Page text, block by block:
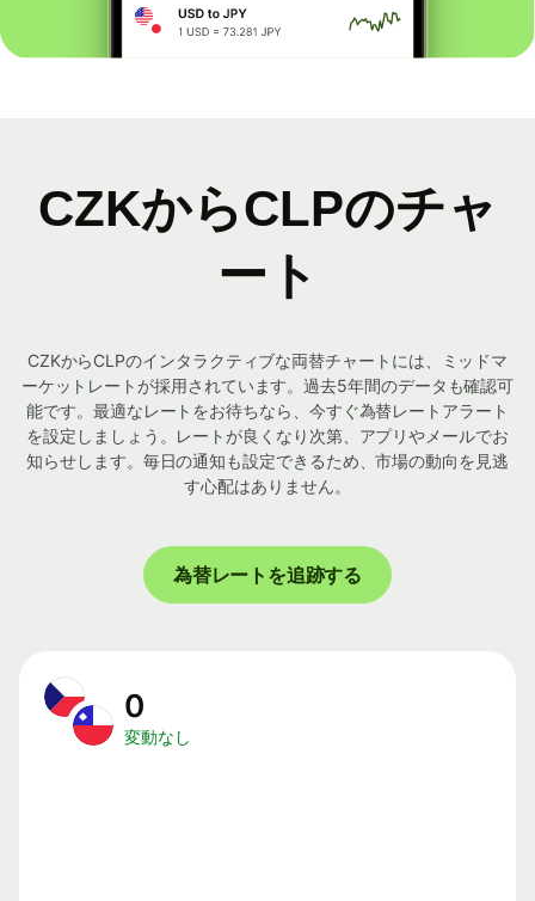
CZKからCLPのチャ
ート
CZKからCLPのインタラクティブな両替チャートには、ミッドマ
ーケットレートが採用されています。過去5年間のデータも確認可
能です。最適なレートをお待ちなら、今すぐ為替レートアラート
を設定しましょう。レートが良くなり次第、アプリやメールでお
知らせします。毎日の通知も設定できるため、市場の動向を見逃
す心配はありません。
為替レートを追跡する
0
変動なし